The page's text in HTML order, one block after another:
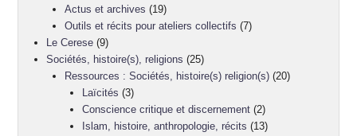
Actus et archives (19)
Outils et récits pour ateliers collectifs (7)
Le Cerese (9)
Sociétés, histoire(s), religions (25)
Ressources : Sociétés, histoire(s) religion(s)(20)
Laïcités (3)
Conscience critique et discernement (2)
Islam, histoire, anthropologie, récits (13)